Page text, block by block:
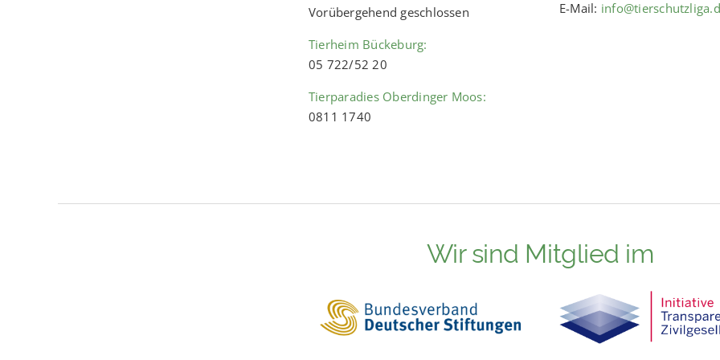
Vorübergehend geschlossen
Tierheim Bückeburg:
05 722/52 20
Tierparadies Oberdinger Moos:
0811 1740
E-Mail:
Wir sind Mitglied im